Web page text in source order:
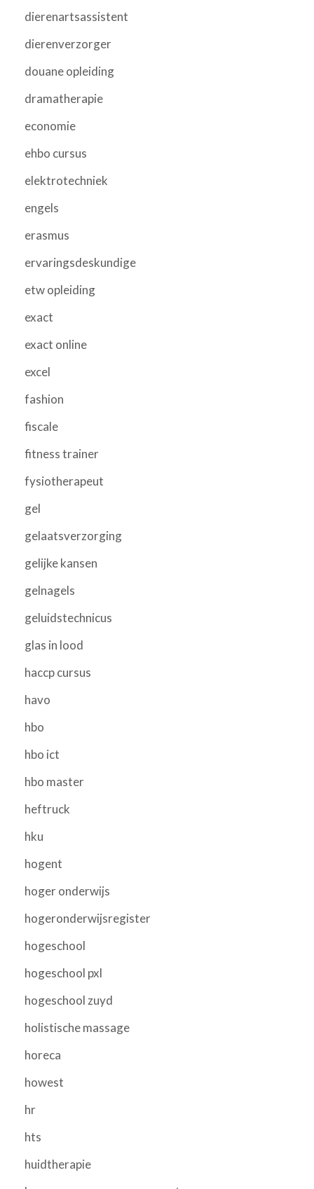
dierenartsassistent
dierenverzorger
douane opleiding
dramatherapie
economie
ehbo cursus
elektrotechniek
engels
erasmus
ervaringsdeskundige
etw opleiding
exact
exact online
excel
fashion
fiscale
fitness trainer
fysiotherapeut
gel
gelaatsverzorging
gelijke kansen
gelnagels
geluidstechnicus
glas in lood
haccp cursus
havo
hbo
hbo ict
hbo master
heftruck
hku
hogent
hoger onderwijs
hogeronderwijsregister
hogeschool
hogeschool pxl
hogeschool zuyd
holistische massage
horeca
howest
hr
hts
huidtherapie